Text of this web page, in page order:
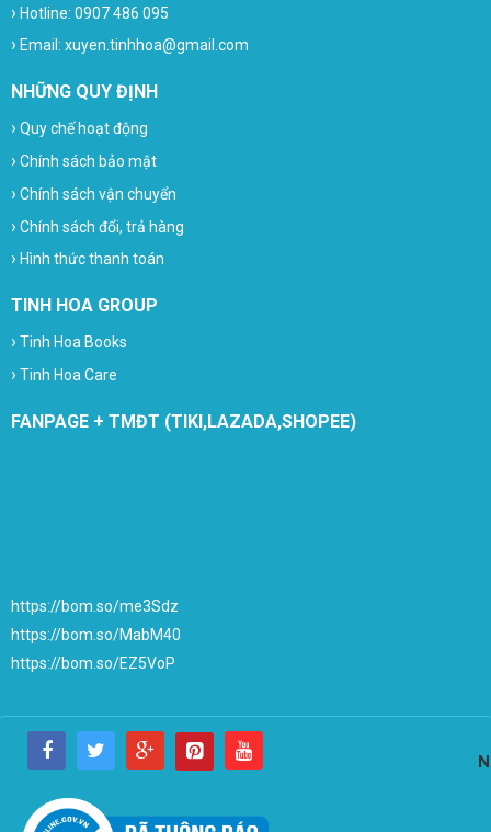
› Hotline: 0907 486 095
› Email: xuyen.tinhhoa@gmail.com
NHỮNG QUY ĐỊNH
› Quy chế hoạt động
› Chính sách bảo mật
› Chính sách vận chuyển
› Chính sách đổi, trả hàng
› Hình thức thanh toán
TINH HOA GROUP
› Tinh Hoa Books
› Tinh Hoa Care
FANPAGE + TMĐT (TIKI,LAZADA,SHOPEE)
https://bom.so/me3Sdz
https://bom.so/MabM40
https://bom.so/EZ5VoP